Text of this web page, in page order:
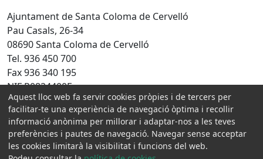
Ajuntament de Santa Coloma de Cervelló
Pau Casals, 26-34
08690 Santa Coloma de Cervelló
Tel. 936 450 700
Fax 936 340 195
NIF P0824400F
Amb la col·laboració de:
Aquest lloc web fa servir cookies pròpies i de tercers per
facilitar-te una experiència de navegació òptima i recollir
informació anònima per millorar i adaptar-nos a les teves
preferències i pautes de navegació. Navegar sense acceptar
les cookies limitarà la visibilitat i funcions del web.